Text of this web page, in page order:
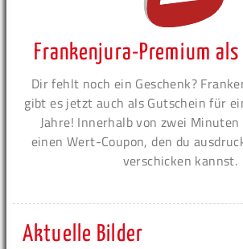
Frankenjura-Premium als
Dir fehlt noch ein Geschenk?
gibt es jetzt auch als Gutschein für
Jahre! Innerhalb von zwei
einen Wert-Coupon, den du
verschicken kannst.
Aktuelle Bilder